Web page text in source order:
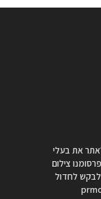
את בעלי
צילום
לחדול